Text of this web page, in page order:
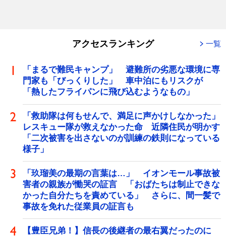
アクセスランキング 一覧
「まるで難民キャンプ」 避難所の劣悪な環境に専
門家も「びっくりした」 車中泊にもリスクが
「熱したフライパンに飛び込むようなもの」
「救助隊は何もせんで、満足に声かけしなかった」
レスキュー隊が救えなかった命 近隣住民が明かす
「二次被害を出さないのが訓練の鉄則になっている
様子」
「玖瑠美の最期の言葉は…」 イオンモール事故被
害者の親族が慟哭の証言 「おばたちは制止できな
かった自分たちを責めている」 さらに、間一髪で
事故を免れた従業員の証言も
【豊臣兄弟！】信長の後継者の最右翼だったのに